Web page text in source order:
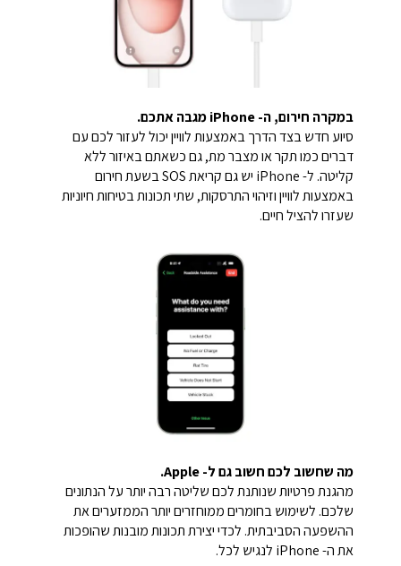
במקרה חירום, ה- iPhone מגבה אתכם.
סיוע חדש בצד הדרך באמצעות לוויין יכול לעזור לכם עם
דברים כמו תקר או מצבר מת, גם כשאתם באיזור ללא
קליטה. ל- iPhone יש גם קריאת SOS בשעת חירום
באמצעות לוויין וזיהוי התרסקות, שתי תכונות בטיחות חיוניות
שעזרו להציל חיים.
מה שחשוב לכם חשוב גם ל- Apple.
מהגנת פרטיות שנותנת לכם שליטה רבה יותר על הנתונים
שלכם. לשימוש בחומרים ממוחזרים יותר הממזערים את
ההשפעה הסביבתית. לכדי יצירת תכונות מובנות שהופכות
את ה- iPhone לנגיש לכל.